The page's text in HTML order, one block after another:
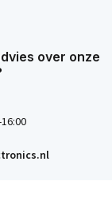
over onze